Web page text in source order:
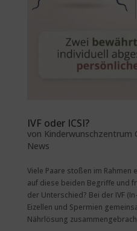
IVF oder ICSI?
von Kinderwunschzentrum
News
Viele Paare stoßen im
auf diese beiden Begriffe und
der Unterschied? Bei der IVF
Eizellen und Spermien
Nährlösung